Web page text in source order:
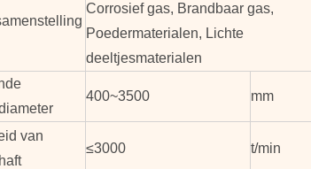
Corrosief gas, Brandbaar gas,
Poedermaterialen, Lichte
deeltjesmaterialen
400~3500 mm
van
≤3000 t/min